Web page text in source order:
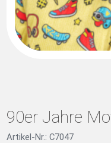
90er Jahre
Artikel-Nr.: C7047